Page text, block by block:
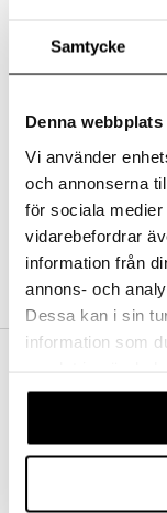
Samtycke
Denna
Vi använder
och annonserna
för sociala
vidarebefordrar
information från
annons- och
Dessa kan i sin
information som
våra cookies vid
Luo uusi asiakas
Hyviä tarjouksia
Kestotilaus
Arvostele
Toivelistat
LUO ASIAKAS
Aina maksuton
tuotteen
Ennen kello 13.00